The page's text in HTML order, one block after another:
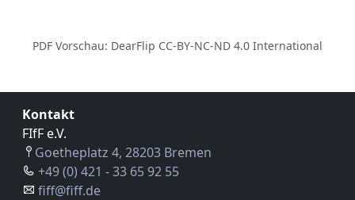
PDF Vorschau: DearFlip CC-BY-NC-ND 4.0 International
Kontakt
FIfF e.V.
Goetheplatz 4, 28203 Bremen
+49 (0) 421 - 33 65 92 55
fiff@fiff.de